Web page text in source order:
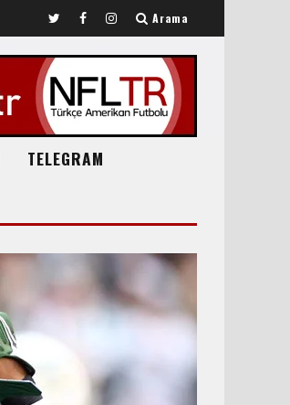
Arama
TELEGRAM